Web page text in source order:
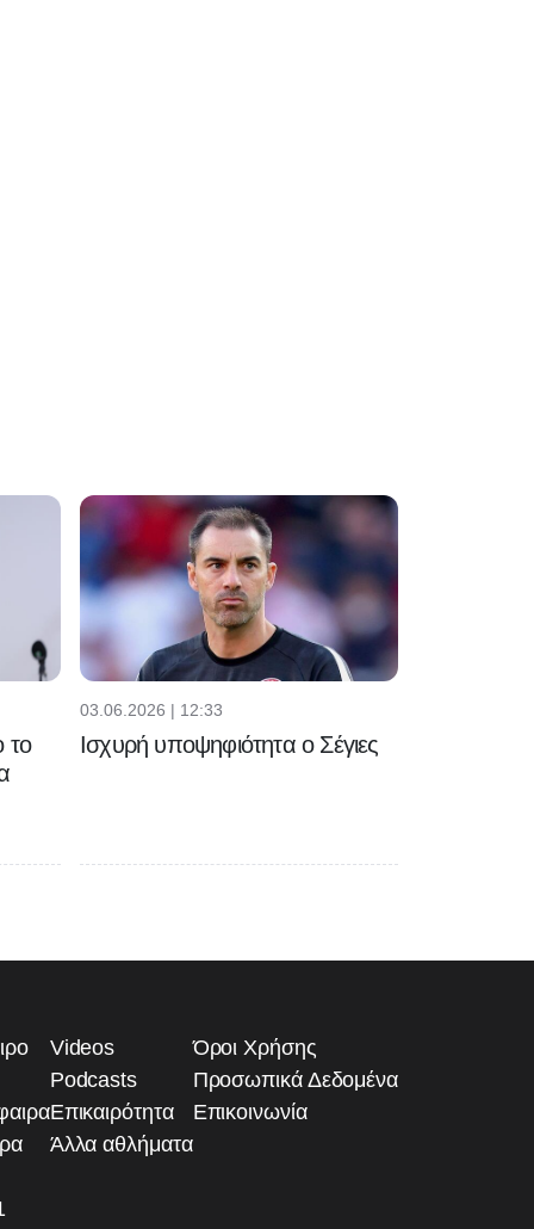
το
03.06.2026 | 12:33
Ισχυρή υποψηφιότητα ο Σέγιες
Videos
Podcasts
Επικαιρότητα
Άλλα αθλήματα
Όροι Χρήσης
Προσωπικά Δεδομένα
Επικοινωνία